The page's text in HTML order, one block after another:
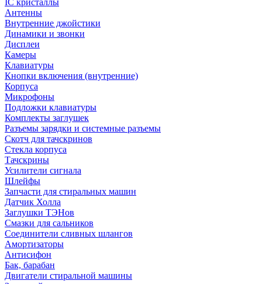
IC кристаллы
Антенны
Внутренние джойстики
Динамики и звонки
Дисплеи
Камеры
Клавиатуры
Кнопки включения (внутренние)
Корпуса
Микрофоны
Подложки клавиатуры
Комплекты заглушек
Разъемы зарядки и системные разъемы
Скотч для тачскринов
Стекла корпуса
Тачскрины
Усилители сигнала
Шлейфы
Запчасти для стиральных машин
Датчик Холла
Заглушки ТЭНов
Смазки для сальников
Соединители сливных шлангов
Амортизаторы
Антисифон
Бак, барабан
Двигатели стиральной машины